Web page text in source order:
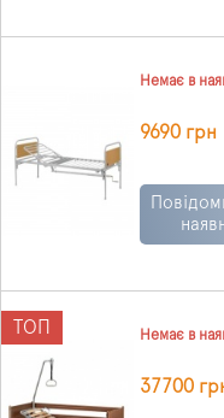
Немає в
9690 грн
ТОП Немає в
37700